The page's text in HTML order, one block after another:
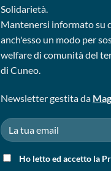
Solidarietà.
Mantenersi informato su
anch'esso un modo per
welfare di comunità del
di Cuneo.
Newsletter gestita da
Ho letto ed accetto la